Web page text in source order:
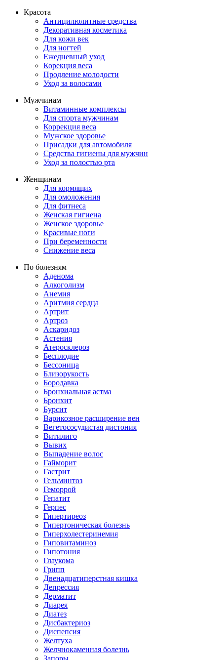
Красота
Антицилюлитные средства
Декоративная косметика
Для кожи век
Для ногтей
Ежедневный уход
Корекция веса
Продление молодости
Уход за волосами
Мужчинам
Витаминные комплексы
Для спорта мужчинам
Коррекция веса
Мужское здоровье
Присадки для автомобиля
Средства гигиены для мужчин
Уход за полостью рта
Женщинам
Для кормящих
Для омоложения
Для фитнеса
Женская гигиена
Женское здоровье
Красивые ноги
При беременности
Снижение веса
По болезням
Аденома
Алкоголизм
Анемия
Аритмия сердца
Артрит
Артроз
Аскаридоз
Астения
Атеросклероз
Бесплодие
Бессоница
Близорукость
Бородавка
Бронхиальная астма
Бронхит
Бурсит
Варикозное расширение вен
Вегетососудистая дистония
Витилиго
Вывих
Выпадение волос
Гайморит
Гастрит
Гельминтоз
Геморрой
Гепатит
Герпес
Гипертиреоз
Гипертоническая болезнь
Гиперхолестеринемия
Гиповитаминоз
Гипотония
Глаукома
Грипп
Двенадцатиперстная кишка
Депрессия
Дерматит
Диарея
Диатез
Дисбактериоз
Диспепсия
Желтуха
Желчнокаменная болезнь
Запоры